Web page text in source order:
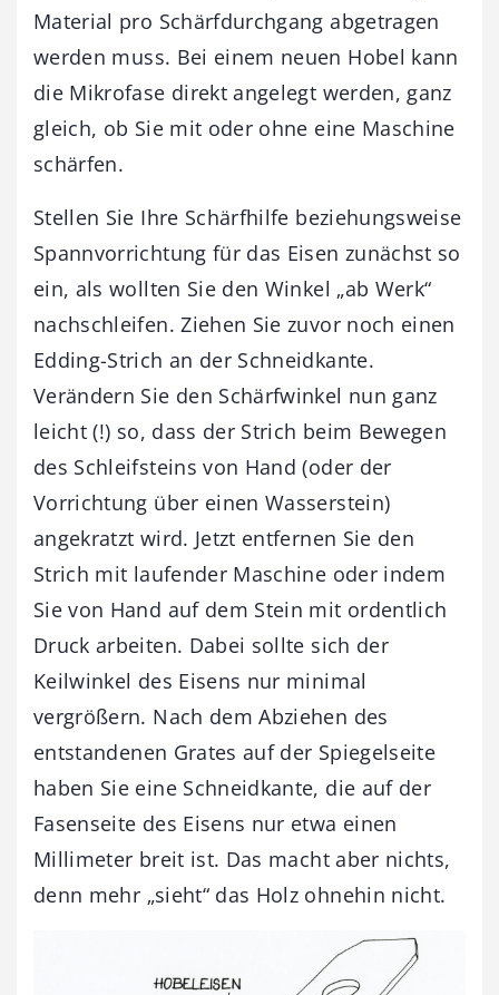
Material pro Schärfdurchgang abgetragen
werden muss. Bei einem neuen Hobel kann
die Mikrofase direkt angelegt werden, ganz
gleich, ob Sie mit oder ohne eine Maschine
schärfen.
Stellen Sie Ihre Schärfhilfe beziehungsweise
Spannvorrichtung für das Eisen zunächst so
ein, als wollten Sie den Winkel „ab Werk“
nachschleifen. Ziehen Sie zuvor noch einen
Edding-Strich an der Schneidkante.
Verändern Sie den Schärfwinkel nun ganz
leicht (!) so, dass der Strich beim Bewegen
des Schleifsteins von Hand (oder der
Vorrichtung über einen Wasserstein)
angekratzt wird. Jetzt entfernen Sie den
Strich mit laufender Maschine oder indem
Sie von Hand auf dem Stein mit ordentlich
Druck arbeiten. Dabei sollte sich der
Keilwinkel des Eisens nur minimal
vergrößern. Nach dem Abziehen des
entstandenen Grates auf der Spiegelseite
haben Sie eine Schneidkante, die auf der
Fasenseite des Eisens nur etwa einen
Millimeter breit ist. Das macht aber nichts,
denn mehr „sieht“ das Holz ohnehin nicht.